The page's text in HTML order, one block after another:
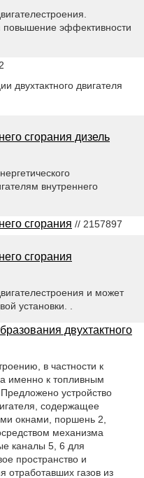
повышение эффективности
двухтактного двигателя
сгорания дизель
внутреннего
сгорания // 2157897
сгорания
и может
установки. .
двухтактного
в частности к
а именно к топливным
устройство
содержащее
окнами, поршень 2,
механизма
каналы 5, 6 для
пространство и
отработавших газов из